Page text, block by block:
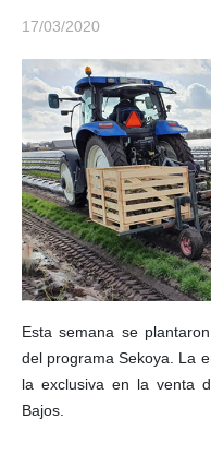
17/03/2020
Esta semana se
del programa Sekoya. La
la exclusiva en la venta
Bajos.